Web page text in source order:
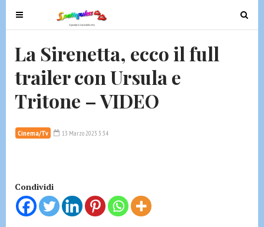
T
o
l
e
n
v
i
t
o
T
o
La Sirenetta, ecco il full
trailer con Ursula e
Tritone – VIDEO
Cinema/Tv 13 Marzo 2023 3:34
Condividi